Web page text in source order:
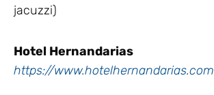
jacuzzi)
Hotel Hernandarias
https://www.hotelhernandarias.com